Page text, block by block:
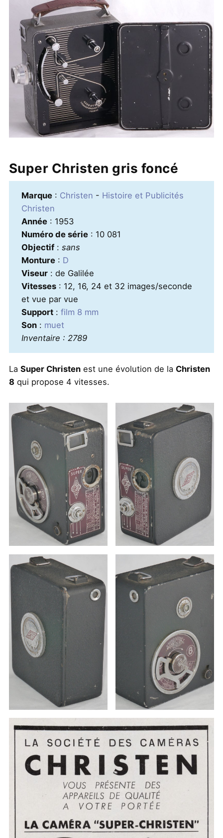
Super Christen gris foncé
Marque: Christen - Histoire et Publicités
Christen
Année: 1953
Numéro de série: 10 081
Objectif: sans
Monture: D
Viseur: de Galilée
Vitesses: 12, 16, 24 et 32 images/seconde
et vue par vue
Support: film 8 mm
Son: muet
Inventaire : 2789
La Super Christenest une évolution de la Christen
8 qui propose 4 vitesses.